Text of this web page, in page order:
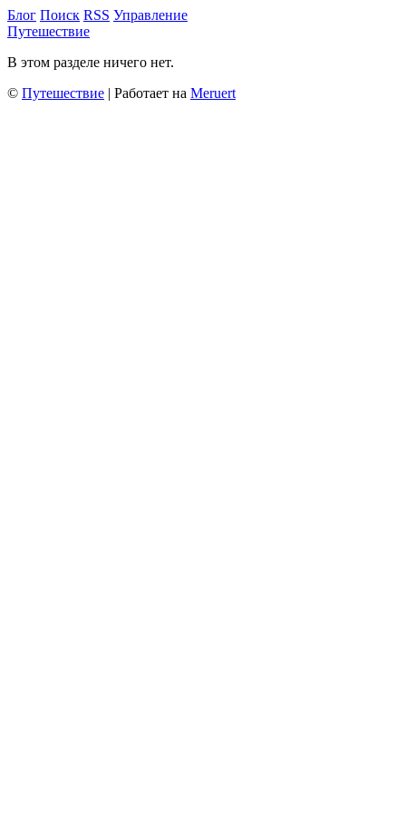
Блог Поиск RSS Управление
Путешествие
В этом разделе ничего нет.
© Путешествие | Работает на Meruert